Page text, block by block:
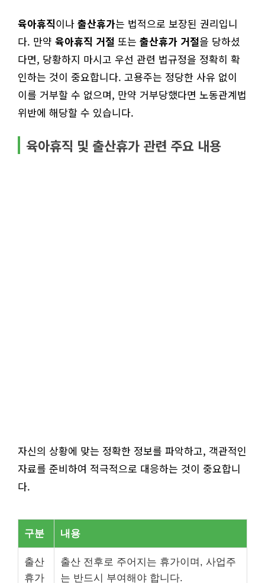
육아휴직이나 출산휴가는 법적으로 보장된 권리입니
다. 만약 육아휴직 거절 또는 출산휴가 거절을 당하셨
다면, 당황하지 마시고 우선 관련 법규정을 정확히 확
인하는 것이 중요합니다. 고용주는 정당한 사유 없이
이를 거부할 수 없으며, 만약 거부당했다면 노동관계법
위반에 해당할 수 있습니다.
육아휴직 및 출산휴가 관련 주요 내용
자신의 상황에 맞는 정확한 정보를 파악하고, 객관적인
자료를 준비하여 적극적으로 대응하는 것이 중요합니
다.
구분 내용
출산
휴가
출산 전후로 주어지는 휴가이며, 사업주
는 반드시 부여해야 합니다.